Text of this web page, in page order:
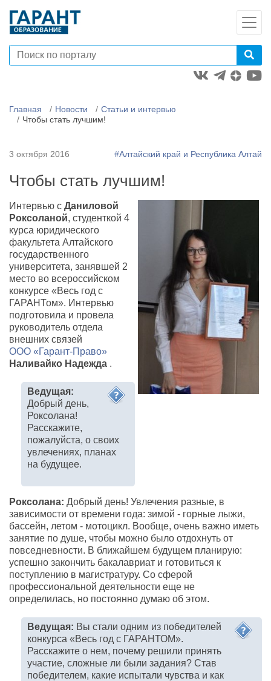
Главная Новости
Статьи и интервью
Чтобы стать лучшим!
3 октября 2016 #Алтайский край и Республика Алтай
Чтобы стать лучшим!
Интервью с Даниловой
Роксоланой, студенткой 4
курса юридического
факультета Алтайского
государственного
университета, занявшей 2
место во всероссийском
конкурсе «Весь год с
ГАРАНТом». Интервью
подготовила и провела
руководитель отдела
внешних связей
ООО «Гарант-Право»
Наливайко Надежда .
Ведущая:
Добрый день,
Роксолана!
Расскажите,
пожалуйста, о своих
увлечениях, планах
на будущее.
Роксолана: Добрый день! Увлечения разные, в
зависимости от времени года: зимой - горные лыжи,
бассейн, летом - мотоцикл. Вообще, очень важно иметь
занятие по душе, чтобы можно было отдохнуть от
повседневности. В ближайшем будущем планирую:
успешно закончить бакалавриат и готовиться к
поступлению в магистратуру. Со сферой
профессиональной деятельности еще не
определилась, но постоянно думаю об этом.
Ведущая: Вы стали одним из победителей
конкурса «Весь год с ГАРАНТОМ».
Расскажите о нем, почему решили принять
участие, сложные ли были задания? Став
победителем, какие испытали чувства и как